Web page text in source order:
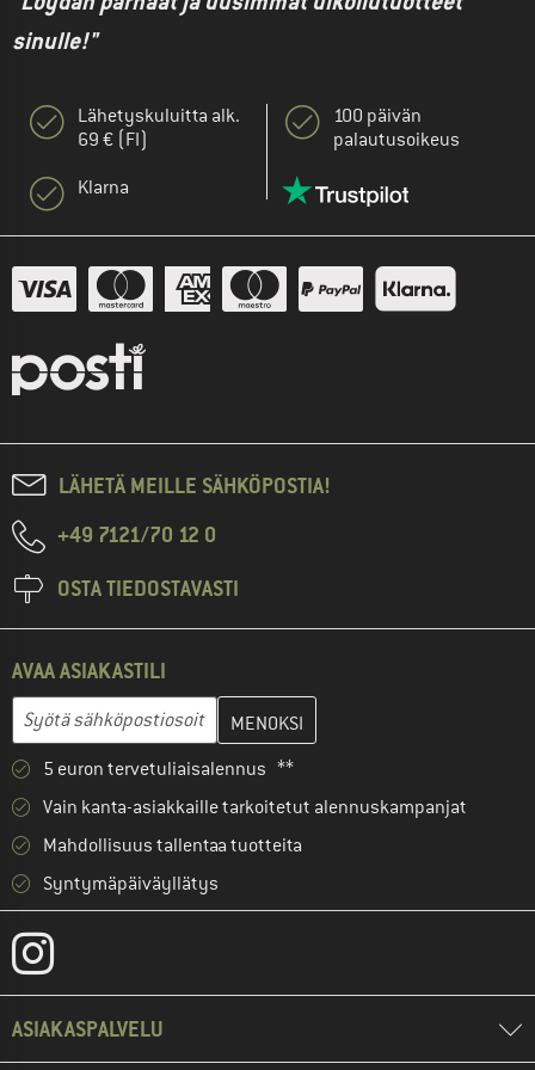
sinulle!"
Lähetyskuluitta alk.
69 € (FI)
Klarna
100 päivän
palautusoikeus
LÄHETÄ MEILLE SÄHKÖPOSTIA!
+49 7121/70 12 0
OSTA TIEDOSTAVASTI
AVAA ASIAKASTILI
Syötä sähköpostiosoitteesi...
Anna sähköpostiosoitteesi ja luo seuraavassa vaiheessa
5 euron tervetuliaisalennus **
Vain kanta-asiakkaille tarkoitetut alennuskampanjat
Mahdollisuus tallentaa tuotteita
Syntymäpäiväyllätys
ASIAKASPALVELU